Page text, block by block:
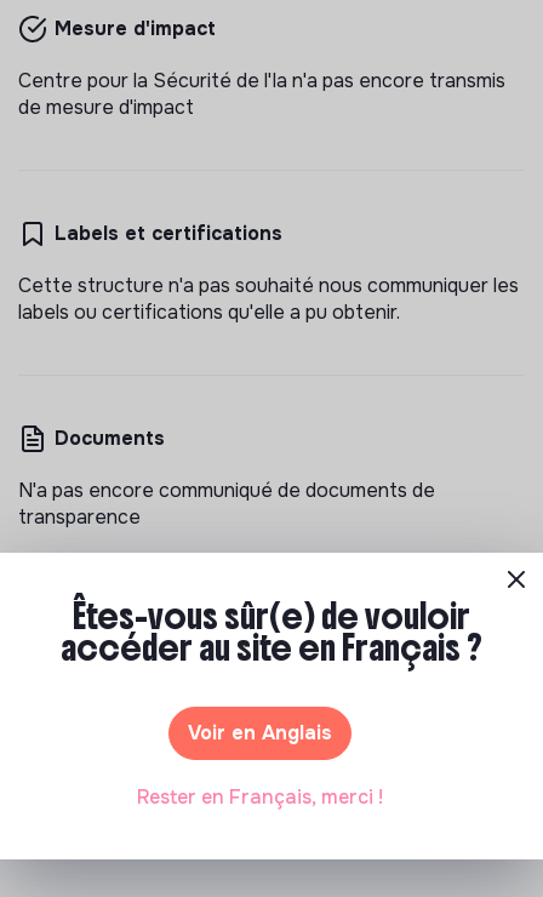
Mesure d'impact
Centre pour la Sécurité de l'Ia n'a pas encore transmis
de mesure d'impact
Labels et certifications
Cette structure n'a pas souhaité nous communiquer les
labels ou certifications qu'elle a pu obtenir.
Documents
N'a pas encore communiqué de documents de
transparence
Les entreprises à impact positif et associations qui
Êtes-vous sûr(e) de vouloir
accéder au site en Français ?
Voir en Anglais
Rester en Français, merci !